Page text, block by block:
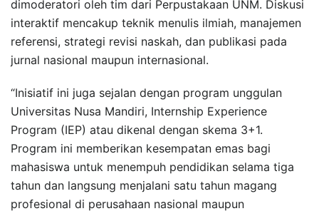
dimoderatori oleh tim dari Perpustakaan UNM. Diskusi
interaktif mencakup teknik menulis ilmiah, manajemen
referensi, strategi revisi naskah, dan publikasi pada
jurnal nasional maupun internasional.
“Inisiatif ini juga sejalan dengan program unggulan
Universitas Nusa Mandiri, Internship Experience
Program (IEP) atau dikenal dengan skema 3+1.
Program ini memberikan kesempatan emas bagi
mahasiswa untuk menempuh pendidikan selama tiga
tahun dan langsung menjalani satu tahun magang
profesional di perusahaan nasional maupun